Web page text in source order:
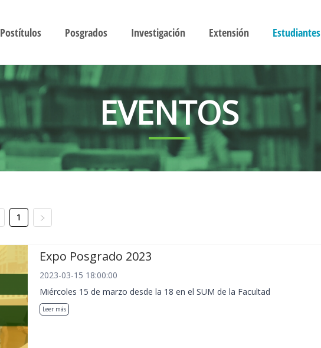
Postítulos Posgrados Investigación Extensión Estudiantes
EVENTOS
1
Expo Posgrado 2023
2023-03-15 18:00:00
Miércoles 15 de marzo desde la 18 en el SUM de la Facultad
Leer más